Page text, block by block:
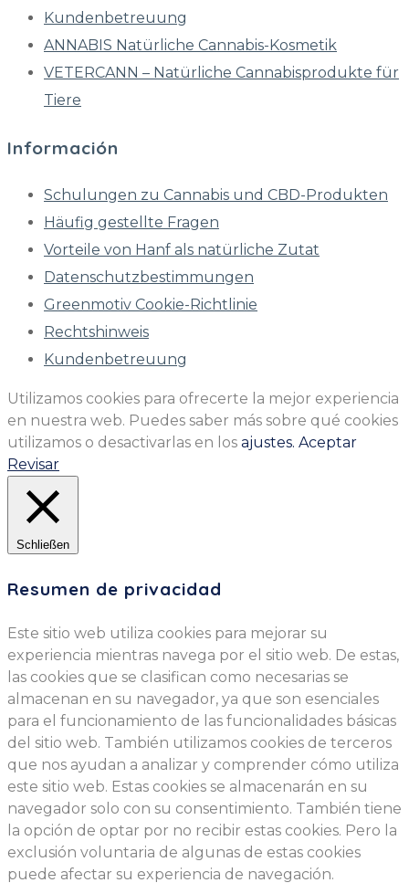
Kundenbetreuung
ANNABIS Natürliche Cannabis-Kosmetik
VETERCANN – Natürliche Cannabisprodukte für
Tiere
Información
Schulungen zu Cannabis und CBD-Produkten
Häufig gestellte Fragen
Vorteile von Hanf als natürliche Zutat
Datenschutzbestimmungen
Greenmotiv Cookie-Richtlinie
Rechtshinweis
Kundenbetreuung
Utilizamos cookies para ofrecerte la mejor experiencia
en nuestra web. Puedes saber más sobre qué cookies
utilizamos o desactivarlas en los ajustes. Aceptar
Revisar
Schließen
Resumen de privacidad
Este sitio web utiliza cookies para mejorar su
experiencia mientras navega por el sitio web. De estas,
las cookies que se clasifican como necesarias se
almacenan en su navegador, ya que son esenciales
para el funcionamiento de las funcionalidades básicas
del sitio web. También utilizamos cookies de terceros
que nos ayudan a analizar y comprender cómo utiliza
este sitio web. Estas cookies se almacenarán en su
navegador solo con su consentimiento. También tiene
la opción de optar por no recibir estas cookies. Pero la
exclusión voluntaria de algunas de estas cookies
puede afectar su experiencia de navegación.